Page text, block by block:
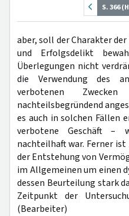
S. 366
aber, soll der Charakter
und Erfolgsdelikt
Überlegungen nicht
die Verwendung des
verbotenen
nachteilsbegründend
es auch in solchen Fällen
verbotene Geschäft –
nachteilhaft war. Ferner ist
der Entstehung von
im Allgemeinen um einen
dessen Beurteilung stark
Zeitpunkt der
(Bearbeiter)